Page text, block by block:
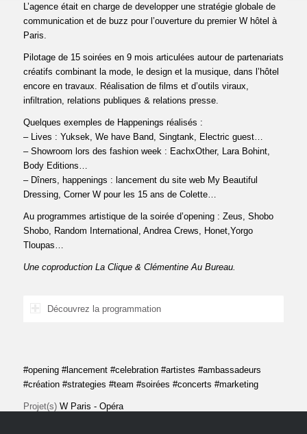
L’agence était en charge de developper une stratégie globale de
communication et de buzz pour l’ouverture du premier W hôtel à
Paris.
Pilotage de 15 soirées en 9 mois articulées autour de partenariats
créatifs combinant la mode, le design et la musique, dans l’hôtel
encore en travaux. Réalisation de films et d’outils viraux,
infiltration, relations publiques & relations presse.
Quelques exemples de Happenings réalisés :
– Lives : Yuksek, We have Band, Singtank, Electric guest…
– Showroom lors des fashion week : EachxOther, Lara Bohint,
Body Editions…
– Dîners, happenings : lancement du site web My Beautiful
Dressing, Corner W pour les 15 ans de Colette…
Au programmes artistique de la soirée d’opening : Zeus, Shobo
Shobo, Random International, Andrea Crews, Honet,Yorgo
Tloupas…
Une coproduction La Clique & Clémentine Au Bureau.
Découvrez la programmation
#opening #lancement #celebration #artistes #ambassadeurs
#création #strategies #team #soirées #concerts #marketing
Projet(s) W Paris - Opéra